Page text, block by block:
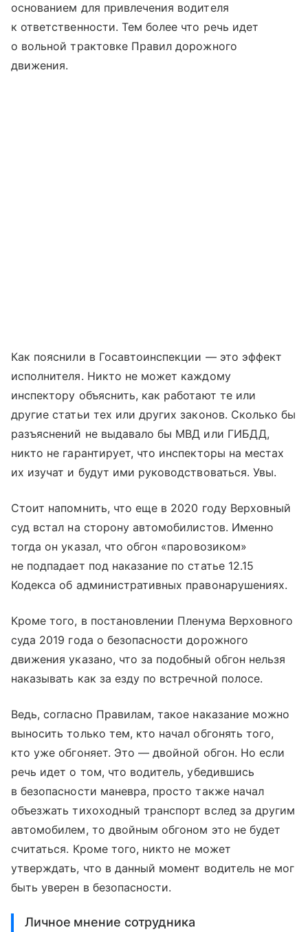
основанием для привлечения водителя
к ответственности. Тем более что речь идет
о вольной трактовке Правил дорожного
движения.
Как пояснили в Госавтоинспекции — это эффект
исполнителя. Никто не может каждому
инспектору объяснить, как работают те или
другие статьи тех или других законов. Сколько бы
разъяснений не выдавало бы МВД или ГИБДД,
никто не гарантирует, что инспекторы на местах
их изучат и будут ими руководствоваться. Увы.
Стоит напомнить, что еще в 2020 году Верховный
суд встал на сторону автомобилистов. Именно
тогда он указал, что обгон «паровозиком»
не подпадает под наказание по статье 12.15
Кодекса об административных правонарушениях.
Кроме того, в постановлении Пленума Верховного
суда 2019 года о безопасности дорожного
движения указано, что за подобный обгон нельзя
наказывать как за езду по встречной полосе.
Ведь, согласно Правилам, такое наказание можно
выносить только тем, кто начал обгонять того,
кто уже обгоняет. Это — двойной обгон. Но если
речь идет о том, что водитель, убедившись
в безопасности маневра, просто также начал
объезжать тихоходный транспорт вслед за другим
автомобилем, то двойным обгоном это не будет
считаться. Кроме того, никто не может
утверждать, что в данный момент водитель не мог
быть уверен в безопасности.
Личное мнение сотрудника